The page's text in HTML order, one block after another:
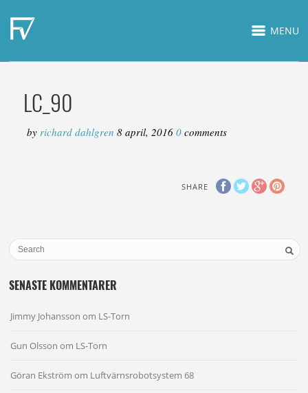
MENU
LC_90
byrichard dahlgren8 april, 2016 0comments
SHARE
SENASTE KOMMENTARER
Jimmy Johansson om LS-Torn
Gun Olsson om LS-Torn
Göran Ekström om Luftvärnsrobotsystem 68